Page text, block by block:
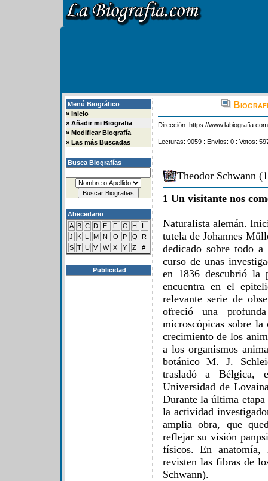
Menú Biográfico
» Inicio
» Añadir mi Biografia
» Modificar Biografía
» Las más Buscadas
Busca Biografías
Abecedario
A B C D E F G H
I
J
K L M N O P Q
R
S T U V W X Y Z #
Publicidad
Dirección: https://
Lecturas: 9059 : Envios: 0 : Votos:
Theodor Schwann
1 Un visitante nos
Naturalista alemán.
tutela de Johannes
dedicado sobre todo
curso de unas
en 1836 descubrió la
encuentra en el
relevante serie de
ofreció una
microscópicas sobre
crecimiento de los
a los organismos
botánico M. J.
trasladó a Bélgica,
Universidad de
Durante la última
la actividad
amplia obra, que
reflejar su visión
físicos. En
revisten las fibras de
Schwann).